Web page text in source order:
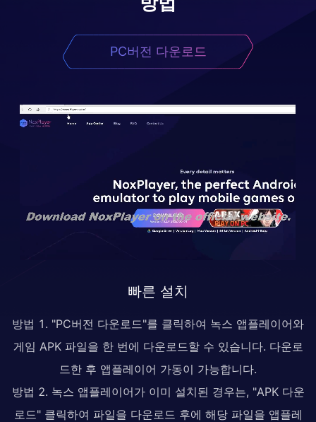
PC버전 다운로드
빠른 설치
방법 1. "PC버전 다운로드"를 클릭하여 녹스 앱플레이어와
게임 APK 파일을 한 번에 다운로드할 수 있습니다. 다운로
드한 후 앱플레이어 가동이 가능합니다.
방법 2. 녹스 앱플레이어가 이미 설치된 경우는, "APK 다운
로드" 클릭하여 파일을 다운로드 후에 해당 파일을 앱플레